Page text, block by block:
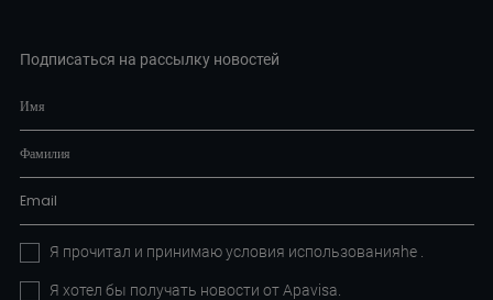
Подписаться на рассылку новостей
Я прочитал и принимаю условия использованияhe
Я хотел бы получать новости от Apavisa.